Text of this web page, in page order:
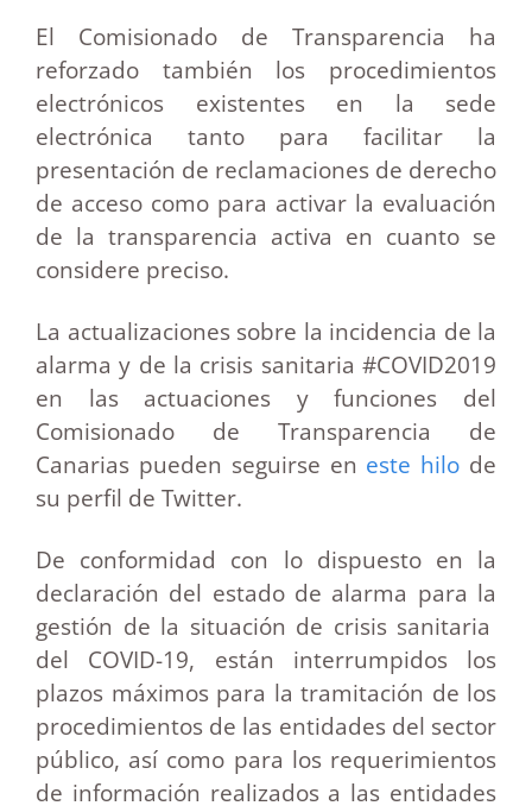
El Comisionado de Transparencia ha
reforzado también los procedimientos
electrónicos existentes en la sede
electrónica tanto para facilitar la
presentación de reclamaciones de derecho
de acceso como para activar la evaluación
de la transparencia activa en cuanto se
considere preciso.
La actualizaciones sobre la incidencia de la
alarma y de la crisis sanitaria #COVID2019
en las actuaciones y funciones del
Comisionado de Transparencia de
Canarias pueden seguirse en este hilo de
su perfil de Twitter.
De conformidad con lo dispuesto en la
declaración del estado de alarma para la
gestión de la situación de crisis sanitaria
del COVID-19, están interrumpidos los
plazos máximos para la tramitación de los
procedimientos de las entidades del sector
público, así como para los requerimientos
de información realizados a las entidades